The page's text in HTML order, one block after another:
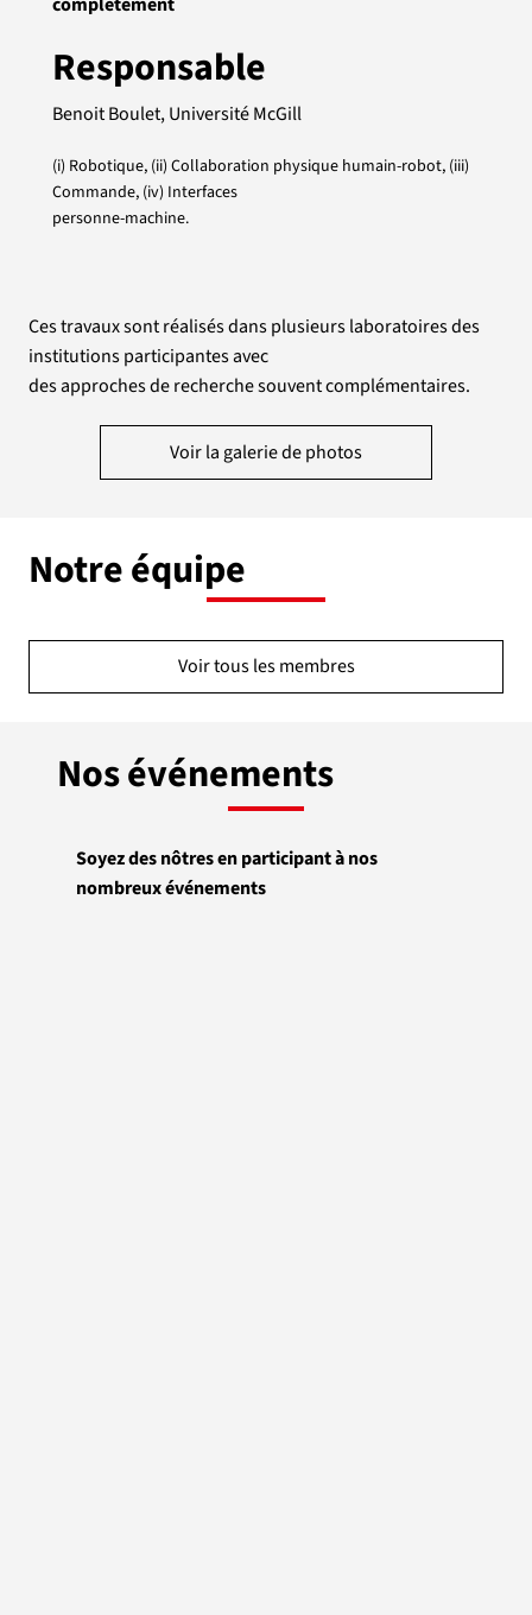
Responsable
Benoit Boulet, Université McGill
(i) Robotique, (ii) Collaboration physique humain-robot, (iii)
Commande, (iv) Interfaces
personne-machine.
Ces travaux sont réalisés dans plusieurs laboratoires des
institutions participantes avec
des approches de recherche souvent complémentaires.
Voir la galerie de photos
Notre équipe
Voir tous les membres
Nos événements
Soyez des nôtres en participant à nos
nombreux événements